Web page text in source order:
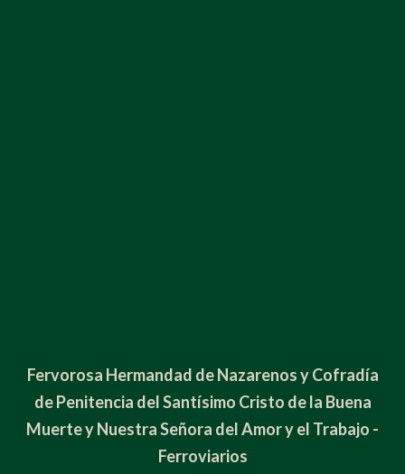
Fervorosa Hermandad de Nazarenos y Cofradía
de Penitencia del Santísimo Cristo de la Buena
Muerte y Nuestra Señora del Amor y el Trabajo -
Ferroviarios